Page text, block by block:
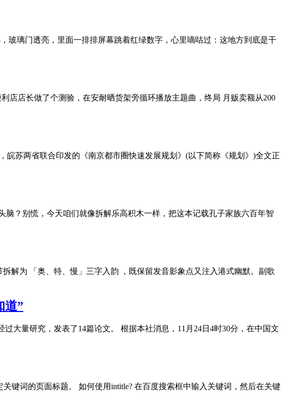
玻璃门透亮，里面一排排屏幕跳着红绿数字，心里嘀咕过：这地方到底是干
店店长做了个测验，在安耐晒货架旁循环播放主题曲，终局 月贩卖额从200
苏两省联合印发的《南京都市圈快速发展规划》(以下简称《规划》)全文正
？别慌，今天咱们就像拆解乐高积木一样，把这本记载孔子家族六百年智
解为 「奥、特、慢」三字入韵 ，既保留发音影象点又注入港式幽默。副歌
道”
大量研究，发表了14篇论文。 根据本社消息，11月24日4时30分，在中国文
键词的页面标题。 如何使用intitle? 在百度搜索框中输入关键词，然后在关键